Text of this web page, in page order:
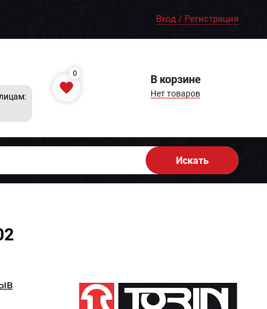
Вход / Регистрация
0 В корзине
Нет товаров
Искать